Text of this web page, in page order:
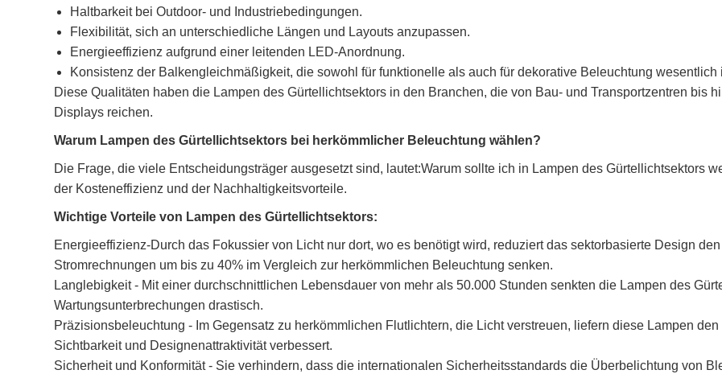
Haltbarkeit bei Outdoor- und Industriebedingungen.
Flexibilität, sich an unterschiedliche Längen und Layouts anzupassen.
Energieeffizienz aufgrund einer leitenden LED-Anordnung.
Konsistenz der Balkengleichmäßigkeit, die sowohl für funktionelle als auch für dekorative Beleuchtung wesentlich
Diese Qualitäten haben die Lampen des Gürtellichtsektors in den Branchen, die von Bau- und Transportzentren bis
Displays reichen.
Warum Lampen des Gürtellichtsektors bei herkömmlicher Beleuchtung wählen?
Die Frage, die viele Entscheidungsträger ausgesetzt sind, lautet:Warum sollte ich in Lampen des Gürtellichtsektors
der Kosteneffizienz und der Nachhaltigkeitsvorteile.
Wichtige Vorteile von Lampen des Gürtellichtsektors:
Energieeffizienz-Durch das Fokussier von Licht nur dort, wo es benötigt wird, reduziert das sektorbasierte Design
Stromrechnungen um bis zu 40% im Vergleich zur herkömmlichen Beleuchtung senken.
Langlebigkeit - Mit einer durchschnittlichen Lebensdauer von mehr als 50.000 Stunden senkten die Lampen des
Wartungsunterbrechungen drastisch.
Präzisionsbeleuchtung - Im Gegensatz zu herkömmlichen Flutlichtern, die Licht verstreuen, liefern diese Lampen
Sichtbarkeit und Designenattraktivität verbessert.
Sicherheit und Konformität - Sie verhindern, dass die internationalen Sicherheitsstandards die Überbelichtung von